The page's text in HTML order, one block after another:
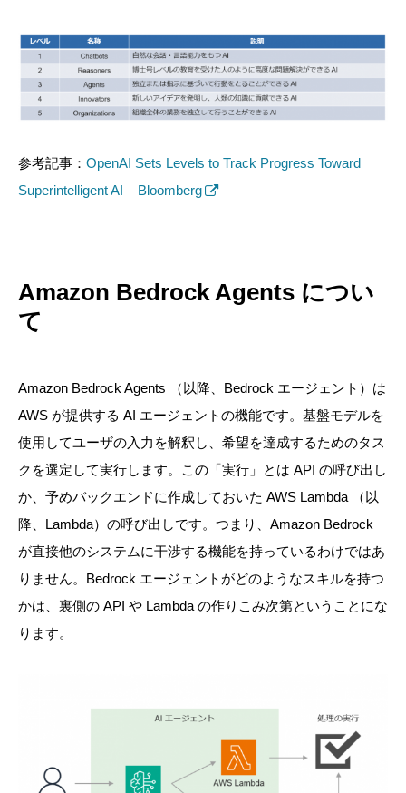
参考記事： OpenAI Sets Levels to Track Progress Toward
Superintelligent AI – Bloomberg
Amazon Bedrock Agents につい
て
Amazon Bedrock Agents （以降、Bedrock エージェント）は
AWS が提供する AI エージェントの機能です。基盤モデルを
使用してユーザの入力を解釈し、希望を達成するためのタス
クを選定して実行します。この「実行」とは API の呼び出し
か、予めバックエンドに作成しておいた AWS Lambda （以
降、Lambda）の呼び出しです。つまり、Amazon Bedrock
が直接他のシステムに干渉する機能を持っているわけではあ
りません。Bedrock エージェントがどのようなスキルを持つ
かは、裏側の API や Lambda の作りこみ次第ということにな
ります。